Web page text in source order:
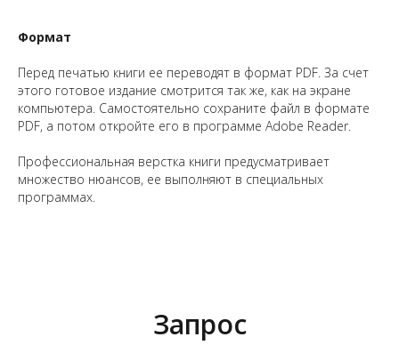
Формат
Перед печатью книги ее переводят в формат PDF. За счет
этого готовое издание смотрится так же, как на экране
компьютера. Самостоятельно сохраните файл в формате
PDF, а потом откройте его в программе Adobe Reader.
Профессиональная верстка книги предусматривает
множество нюансов, ее выполняют в специальных
программах.
Запрос